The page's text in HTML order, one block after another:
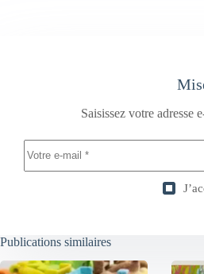
Saisissez votre adresse
Publications similaires